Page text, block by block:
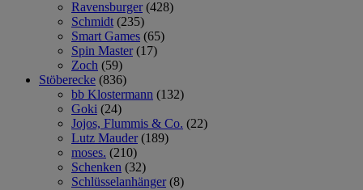
Ravensburger (428)
Schmidt (235)
Smart Games (65)
Spin Master (17)
Zoch (59)
Stöberecke (836)
bb Klostermann (132)
Goki (24)
Jojos, Flummis & Co. (22)
Lutz Mauder (189)
moses. (210)
Schenken (32)
Schlüsselanhänger (8)